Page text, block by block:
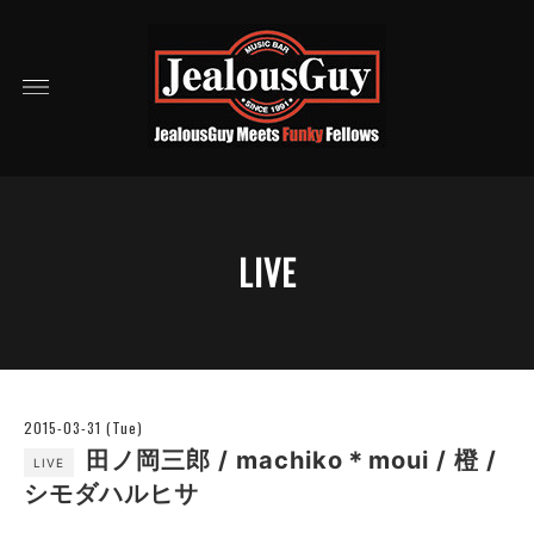
LIVE
2015-03-31 (Tue)
LIVE
田ノ岡三郎 / machiko＊moui / 橙 /
シモダハルヒサ